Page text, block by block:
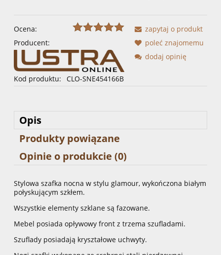
Ocena:
Producent:
Kod produktu: CLO-SNE454166B
zapytaj o produkt
poleć znajomemu
dodaj opinię
Opis
Produkty powiązane
Opinie o produkcie (0)
Stylowa szafka nocna w stylu glamour, wykończona białym
połyskującym szkłem.
Wszystkie elementy szklane są fazowane.
Mebel posiada opływowy front z trzema szufladami.
Szuflady posiadają kryształowe uchwyty.